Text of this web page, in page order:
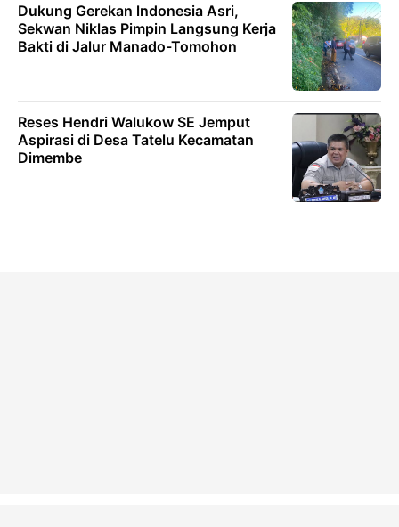
Dukung Gerekan lndonesia Asri,
Sekwan Niklas Pimpin Langsung Kerja
Bakti di Jalur Manado-Tomohon
Reses Hendri Walukow SE Jemput
Aspirasi di Desa Tatelu Kecamatan
Dimembe